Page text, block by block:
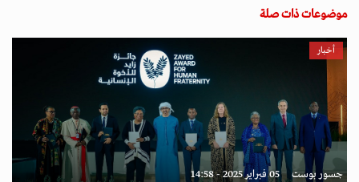
موضوعات ذات صلة
أخبار
جسور بوست 05 فبراير 2025 - 14:58